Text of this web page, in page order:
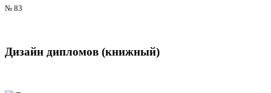
№ 83
Дизайн дипломов (книжный)